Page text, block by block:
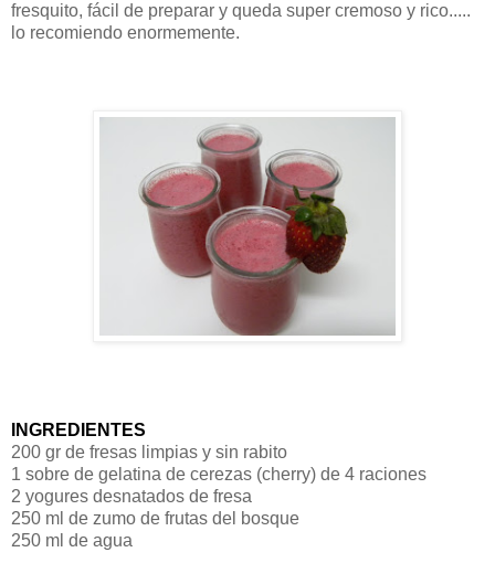
fresquito, fácil de preparar y queda super cremoso y rico.....
lo recomiendo enormemente.
INGREDIENTES
200 gr de fresas limpias y sin rabito
1 sobre de gelatina de cerezas (cherry) de 4 raciones
2 yogures desnatados de fresa
250 ml de zumo de frutas del bosque
250 ml de agua